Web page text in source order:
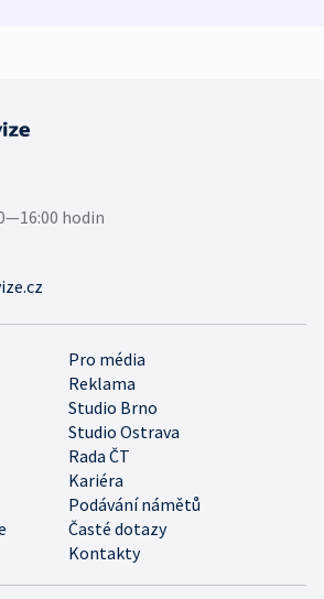
Pro média
Reklama
Studio Brno
Studio Ostrava
Rada ČT
Kariéra
Podávání námětů
Časté dotazy
Kontakty
hodin